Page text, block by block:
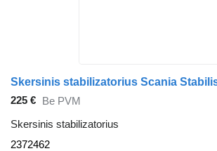
225 € Be PVM
Skersinis stabilizatorius
2372462